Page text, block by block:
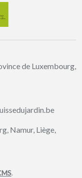
de Luxembourg,
Namur, Liège,
.